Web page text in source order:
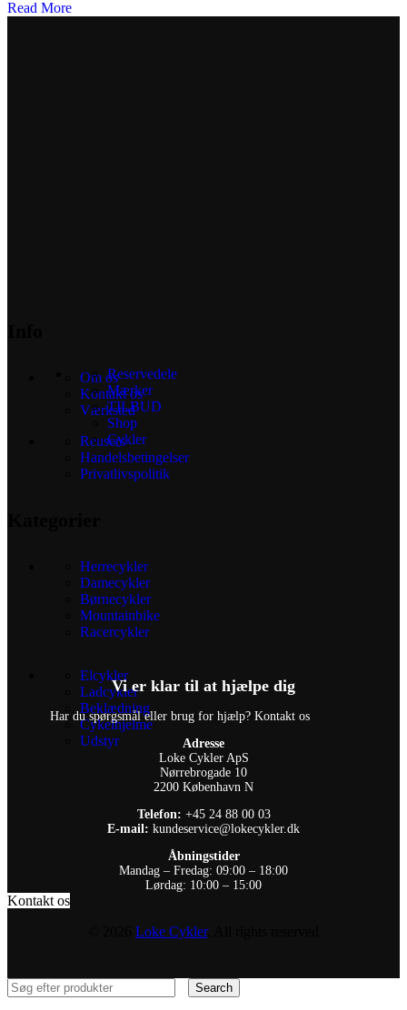
Read More
Om os
Kontakt os
Værksted
Reusers
Handelsbetingelser
Privatlivspolitik
Herrecykler
Damecykler
Børnecykler
Mountainbike
Racercykler
Elcykler
Ladcykler
Beklædning
Cykelhjelme
Udstyr
Reservedele
Mærker
TILBUD
Shop
Cykler
Vi er klar til at hjælpe dig
Har du spørgsmål eller brug for hjælp? Kontakt os
Adresse
Loke Cykler ApS
Nørrebrogade 10
2200 København N
Telefon: +45 24 88 00 03
E-mail: kundeservice@lokecykler.dk
Åbningstider
Mandag – Fredag: 09:00 – 18:00
Lørdag: 10:00 – 15:00
Kontakt os
Loke Cykler. All rights reserved
Search